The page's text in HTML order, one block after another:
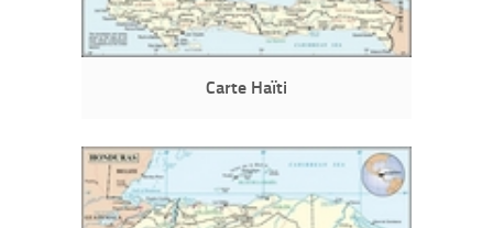
Carte Haïti